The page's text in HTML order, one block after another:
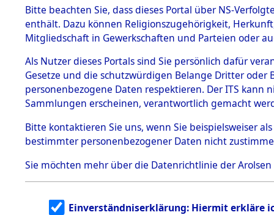
BESTÄNDE
1.
mente
5. Verschiedenes
5.3
Todesmärsche
5.3.1 Alliierte
Erhebungen
zu
Todesmärsch
en
5.3.2
Identifizierun
g
Bitte beachten Sie, dass dieses Portal über NS-
enthält. Dazu können Religionszugehörigkeit,
Mitgliedschaft in Gewerkschaften und Parteien oder
Als Nutzer dieses Portals sind Sie persönlich dafür
Gesetze und die schutzwürdigen Belange Dritter
personenbezogene Daten respektieren. Der ITS
Sammlungen erscheinen, verantwortlich gemacht
Bitte kontaktieren Sie uns, wenn Sie beispielsweiser
bestimmter personenbezogener Daten nicht
Sie möchten mehr über die Datenrichtlinie der Arolsen
Einverständniserklärung: Hiermit erkläre